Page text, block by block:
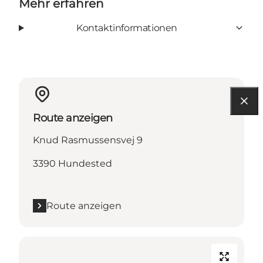
Mehr erfahren
Kontaktinformationen
Route anzeigen
Knud Rasmussensvej 9
3390 Hundested
Route anzeigen